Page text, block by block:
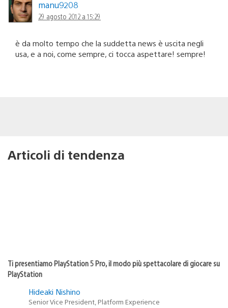
manu9208
29 agosto 2012 a 15:29
è da molto tempo che la suddetta news è uscita negli
usa, e a noi, come sempre, ci tocca aspettare! sempre!
Articoli di tendenza
Ti presentiamo PlayStation 5 Pro, il modo più spettacolare di giocare su
PlayStation
Hideaki Nishino
Senior Vice President, Platform Experience